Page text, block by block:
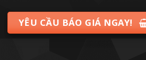
YÊU CẦU BÁO GIÁ NGAY!